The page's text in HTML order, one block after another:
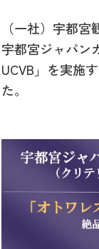
（一社）宇都
宇都宮ジャパン
UCVB」を実施
た。